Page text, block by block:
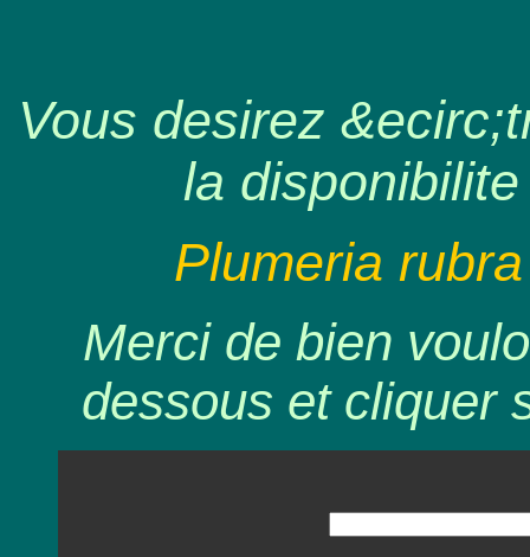
Vous desirez
la
Plumeria
Merci de bien
dessous et cliquer